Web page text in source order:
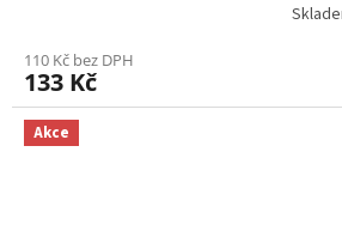
produktu
je
5,0
5
110 Kč bez DPH
133 Kč
Akce